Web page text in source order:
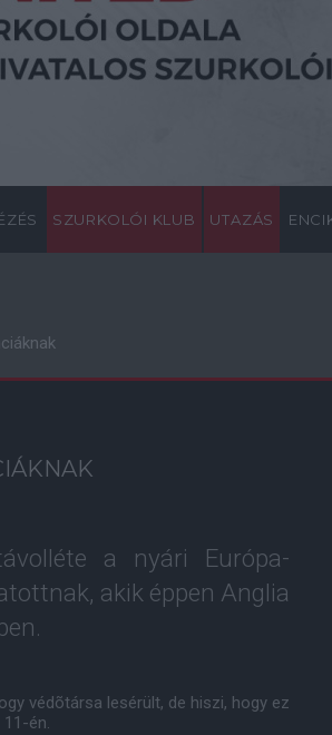
SZURKOLÓI KLUB UTAZÁS
a nyári Európa-
akik éppen Anglia
védõtársa lesérült, de hiszi, hogy ez
én.